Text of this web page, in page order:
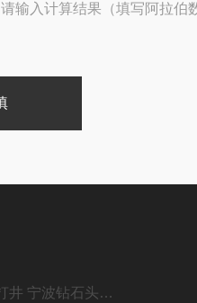
请输入计算结果（填写阿拉伯
宁波打井 宁波钻石头井20年经验丰富